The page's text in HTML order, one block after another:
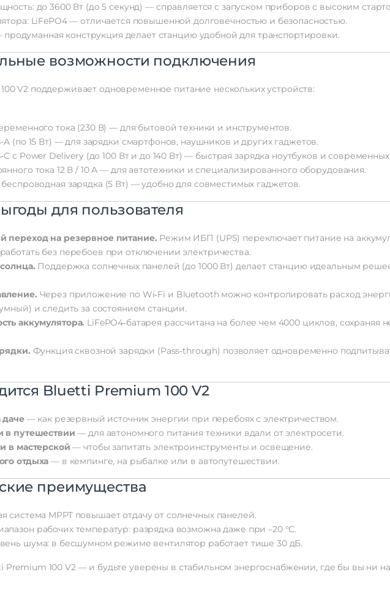
до 3600Вт (до 5 секунд) — справляется с запуском приборов с высоким
LiFePO4— отличается повышенной долговечностью и безопасностью.
конструкция делаетстанциюудобной для транспортировки.
возможности подключения
100V2поддерживает одновременное питание несколькихустройств:
тока (230В) — для бытовой техники и инструментов.
A (по 15 Вт) — для зарядки смартфонов, наушников и другихгаджетов.
с Power Delivery (до 100Вти до 140 Вт) — быстрая зарядка ноутбуков и современных
тока 12В / 10А — для автотехники и специализированного оборудования.
беспроводная зарядка (5 Вт) — удобно для совместимых гаджетов.
для пользователя
переходна резервноепитание. Режим ИБП (UPS) переключаетпитание на
безперебоев при отключении электричества.
Поддержка солнечныхпанелей (до 1000Вт) делаетстанциюидеальным
Черезприложение по Wi‑Fi и Bluetooth можно контролироватьрасход
и следить за состоянием станции.
аккумулятора. LiFePO4‑батарея рассчитана на более чем 4000 циклов, сохраняя
Функция сквозной зарядки (Pass‑through) позволяетодновременно
Bluetti Premium 100 V2
даче— как резервный источник энергии при перебояхс электричеством.
в путешествии — для автономного питания техники вдали отэлектросети.
в мастерской — чтобы запитать электроинструменты и освещение.
отдыха — в кемпинге, на рыбалке или в автопутешествии.
преимущества
система MPPTповышаетотдачуот солнечныхпанелей.
рабочихтемператур: разрядка возможна даже при –20°C.
шума: в бесшумном режиме вентилятор работаеттише 30дБ.
Premium 100 V2— и будьте уверены в стабильном энергоснабжении, где бы вы ни